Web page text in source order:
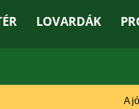
LOVARDÁK
A jó